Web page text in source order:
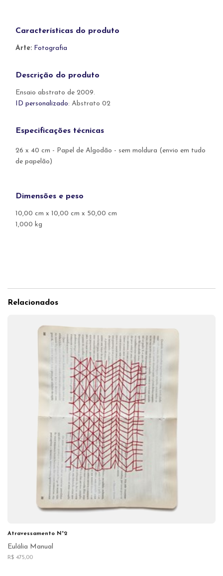
Características do produto
Arte: Fotografia
Descrição do produto
Ensaio abstrato de 2009.
ID personalizado: Abstrato 02
Especificações técnicas
26 x 40 cm - Papel de Algodão - sem moldura (envio em tudo
de papelão)
Dimensões e peso
10,00 cm x 10,00 cm x 50,00 cm
1,000 kg
Relacionados
Atravessamento N°2
Eulália Manual
R$ 475,00